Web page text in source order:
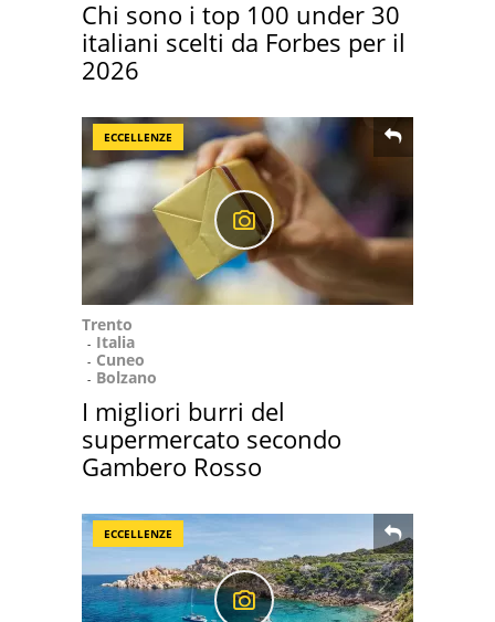
Chi sono i top 100 under 30
italiani scelti da Forbes per il
2026
ECCELLENZE
Trento
Italia
Cuneo
Bolzano
I migliori burri del
supermercato secondo
Gambero Rosso
ECCELLENZE